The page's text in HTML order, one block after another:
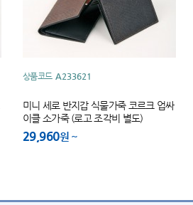
상품코드 A233621
미니 세로 반지갑 식물가죽 코르크 업싸
이클 소가죽 (로고 조각비 별도)
29,960원